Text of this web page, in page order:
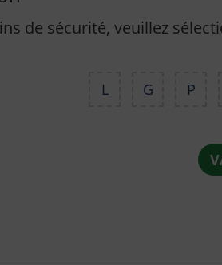
de sécurité, veuillez
L G P